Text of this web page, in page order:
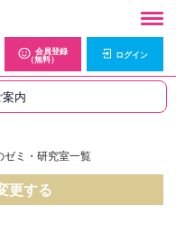
会員登録
（無料）
ログイン
案内
ゼミ・研究室一覧
更する